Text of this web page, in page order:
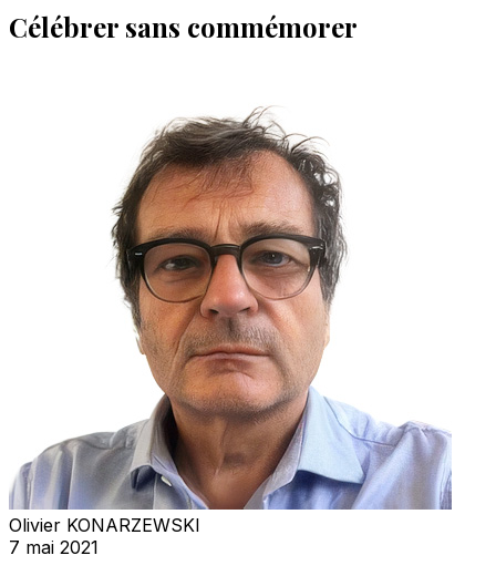
Célébrer sans commémorer
Olivier KONARZEWSKI
7 mai 2021